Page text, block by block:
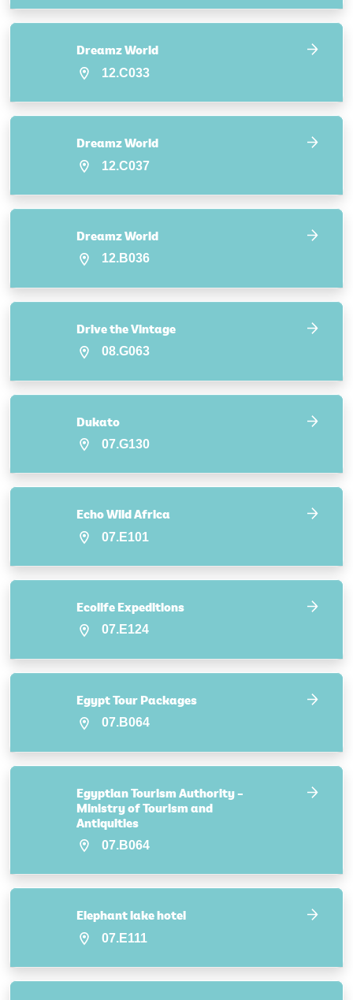
Dreamz World
12.C033
Dreamz World
12.C037
Dreamz World
12.B036
Drive the Vintage
08.G063
Dukato
07.G130
Echo Wild Africa
07.E101
Ecolife Expeditions
07.E124
Egypt Tour Packages
07.B064
Egyptian Tourism Authority –
Ministry of Tourism and
Antiquities
07.B064
Elephant lake hotel
07.E111